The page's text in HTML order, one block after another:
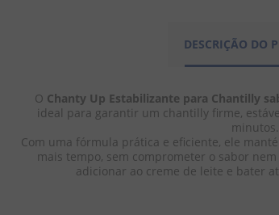
DESCRIÇÃO DO
O Chanty Up Estabilizante para Chantilly
ideal para garantir um chantilly firme,
minutos.
Com uma fórmula prática e eficiente, ele
mais tempo, sem comprometer o sabor
adicionar ao creme de leite e bater